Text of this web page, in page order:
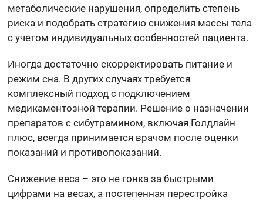
метаболические нарушения, определить степень
риска и подобрать стратегию снижения массы тела
с учетом индивидуальных особенностей пациента.
Иногда достаточно скорректировать питание и
режим сна. В других случаях требуется
комплексный подход с подключением
медикаментозной терапии. Решение о назначении
препаратов с сибутрамином, включая Голдлайн
плюс, всегда принимается врачом после оценки
показаний и противопоказаний.
Снижение веса – это не гонка за быстрыми
цифрами на весах, а постепенная перестройка